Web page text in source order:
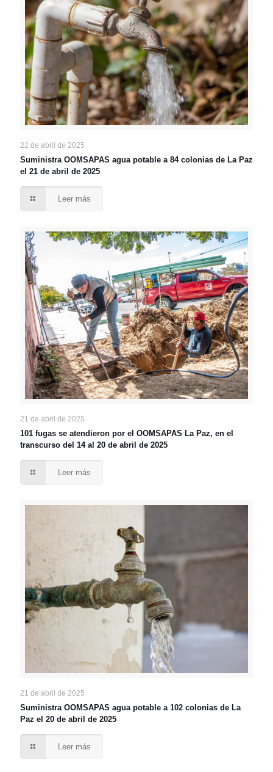
22 de abril de 2025
Suministra OOMSAPAS agua potable a 84 colonias de La Paz
el 21 de abril de 2025
Leer más
21 de abril de 2025
101 fugas se atendieron por el OOMSAPAS La Paz, en el
transcurso del 14 al 20 de abril de 2025
Leer más
21 de abril de 2025
Suministra OOMSAPAS agua potable a 102 colonias de La
Paz el 20 de abril de 2025
Leer más